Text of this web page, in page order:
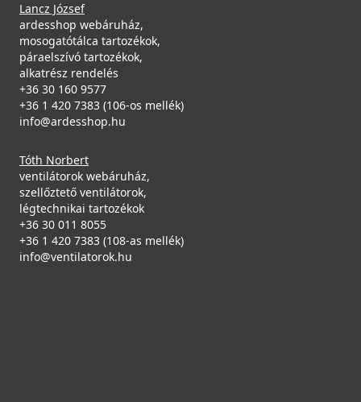
Lancz József
ardesshop webáruház,
mosogatótálca tartozékok,
páraelszívó tartozékok,
alkatrész rendelés
+36 30 160 9577
+36 1 420 7383 (106-os mellék)
info@ardesshop.hu
Tóth Norbert
ventilátorok webáruház,
szellőztető ventilátorok,
légtechnikai tartozékok
+36 30 011 8055
+36 1 420 7383 (108-as mellék)
info@ventilatorok.hu